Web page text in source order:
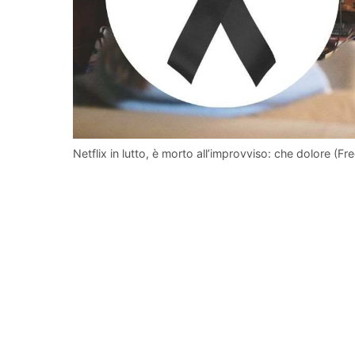
Netflix in lutto, è morto all’improvviso: che dolore